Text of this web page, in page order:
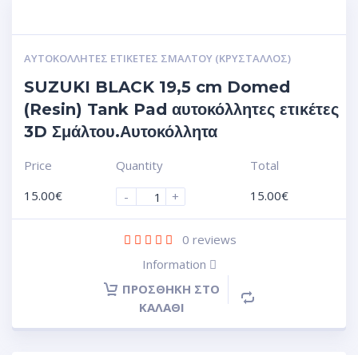
ΑΥΤΟΚΌΛΛΗΤΕΣ ΕΤΙΚΈΤΕΣ ΣΜΆΛΤΟΥ (ΚΡΥΣΤΑΛΛΟΣ)
SUZUKI BLACK 19,5 cm Domed
(Resin) Tank Pad αυτοκόλλητες ετικέτες
3D Σμάλτου.Αυτοκόλλητα
Price
15.00€
Quantity
-
+
Total
15.00€
0 reviews
Information
ΠΡΟΣΘΉΚΗ ΣΤΟ
ΚΑΛΆΘΙ